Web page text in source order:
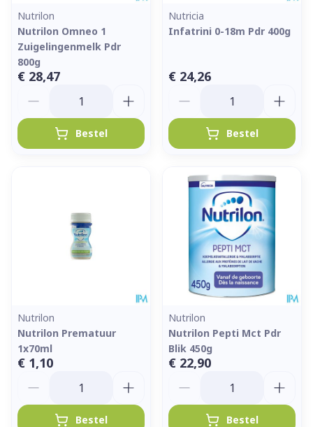
Nutrilon
Nutrilon Omneo 1
Zuigelingenmelk Pdr
800g
€ 28,47
Bestel
Nutricia
Infatrini 0-18m Pdr 400g
€ 24,26
Bestel
Nutrilon
Nutrilon Prematuur
1x70ml
€ 1,10
Bestel
Nutrilon
Nutrilon Pepti Mct Pdr
Blik 450g
€ 22,90
Bestel